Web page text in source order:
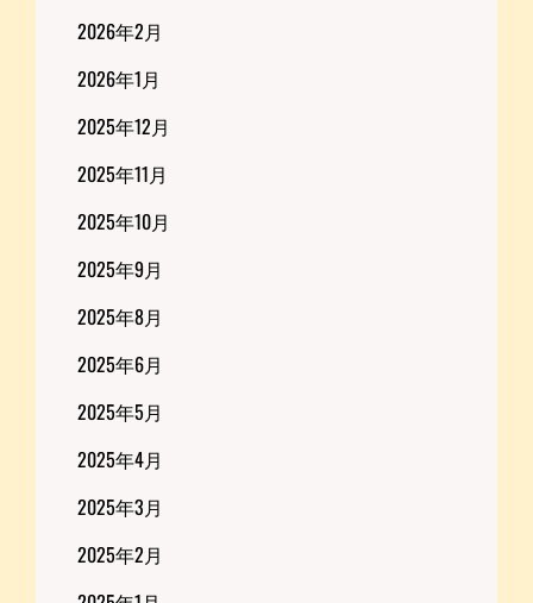
2026年2月
2026年1月
2025年12月
2025年11月
2025年10月
2025年9月
2025年8月
2025年6月
2025年5月
2025年4月
2025年3月
2025年2月